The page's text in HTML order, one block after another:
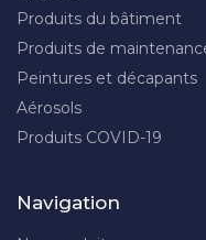
Produits du bâtiment
Produits de
Peintures et décapants
Aérosols
Produits COVID-19
Navigation